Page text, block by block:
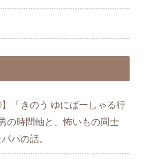
「きのう ゆにばーしゃる行
の時間軸と、怖いもの同士
パの話。